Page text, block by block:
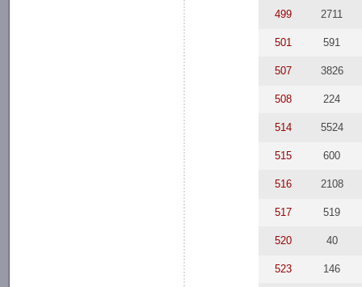
499 2711
501 591
507 3826
508 224
514 5524
515 600
516 2108
517 519
520 40
523 146